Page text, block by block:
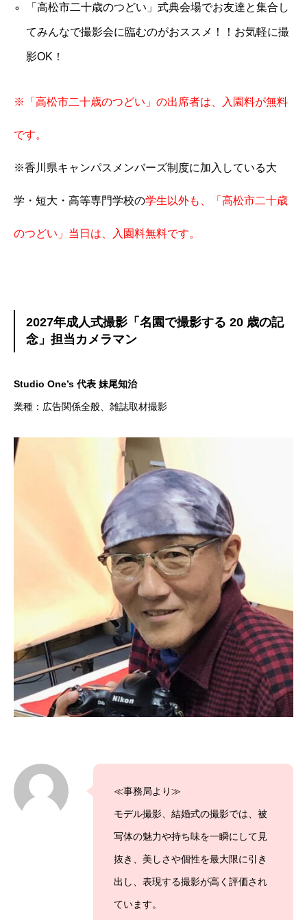
「高松市二十歳のつどい」式典会場でお友達と集合し
てみんなで撮影会に臨むのがおススメ！！お気軽に撮
影OK！
※「高松市二十歳のつどい」の出席者は、入園料が無料
です。
※香川県キャンパスメンバーズ制度に加入している大
学・短大・高等専門学校の学生以外も、「高松市二十歳
のつどい」当日は、入園料無料です。
2027年成人式撮影「名園で撮影する 20 歳の記
念」担当カメラマン
Studio One’s 代表 妹尾知治
業種：広告関係全般、雑誌取材撮影
≪事務局より≫
モデル撮影、結婚式の撮影では、被
写体の魅力や持ち味を一瞬にして見
抜き、美しさや個性を最大限に引き
出し、表現する撮影が高く評価され
ています。